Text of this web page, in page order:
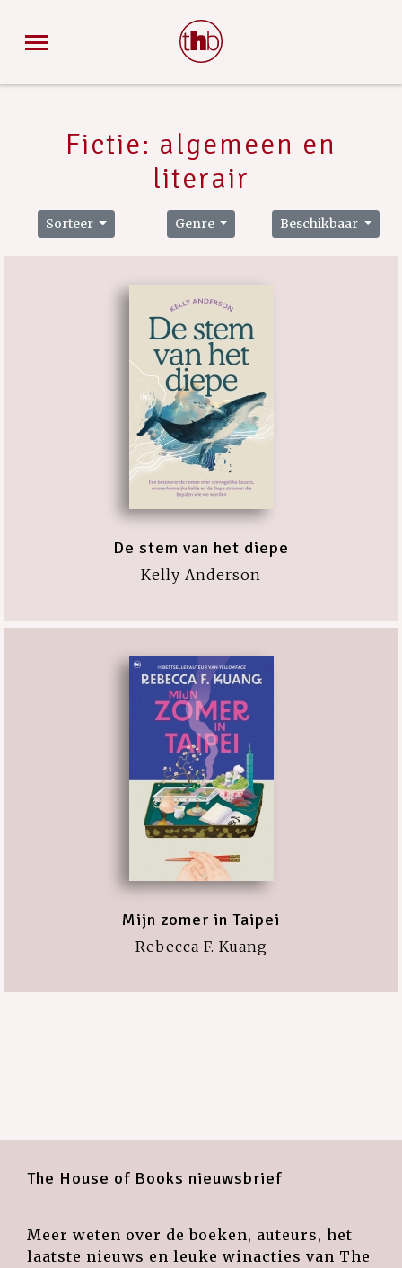
Fictie: algemeen en
literair
Sorteer Genre Beschikbaar
De stem van het diepe
Kelly Anderson
Mijn zomer in Taipei
Rebecca F. Kuang
The House of Books nieuwsbrief
Meer weten over de boeken, auteurs, het
laatste nieuws en leuke winacties van The